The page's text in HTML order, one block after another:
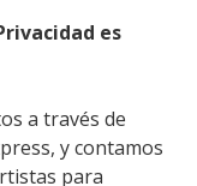
es
a través de
y contamos
para